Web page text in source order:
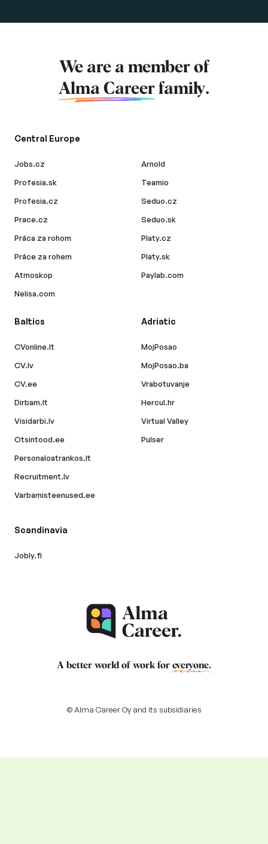
We are a member of
Alma Career family.
Central Europe
Jobs.cz
Profesia.sk
Profesia.cz
Prace.cz
Práca za rohom
Práce za rohem
Atmoskop
Nelisa.com
Arnold
Teamio
Seduo.cz
Seduo.sk
Platy.cz
Platy.sk
Paylab.com
Baltics
CVonline.lt
CV.lv
CV.ee
Dirbam.lt
Visidarbi.lv
Otsintood.ee
Personaloatrankos.lt
Recruitment.lv
Varbamisteenused.ee
Adriatic
MojPosao
MojPosao.ba
Vrabotuvanje
Hercul.hr
Virtual Valley
Pulser
Scandinavia
Jobly.fi
A better world of work for everyone.
© Alma Career Oy and its subsidiaries